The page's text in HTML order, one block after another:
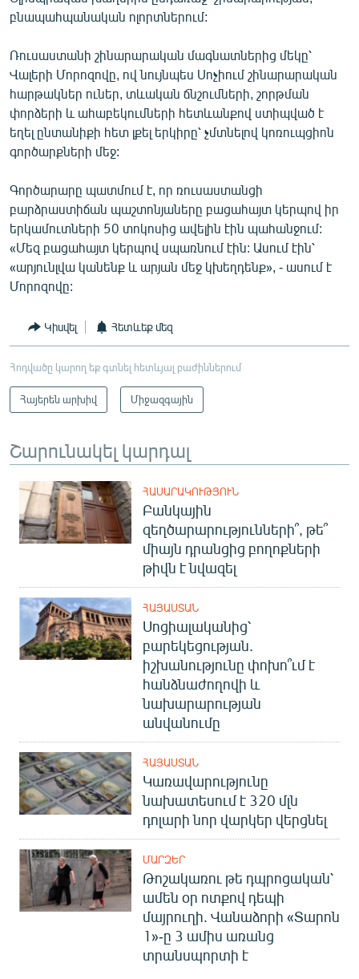
բնապահպանական ոլորտներում:
Ռուսաստանի շինարարական մագնատներից մեկը՝
Վալերի Մորոզովը, ով նույնպես Սոչիում շինարարական
հարթակներ ուներ, տևական ճնշումների, շորթման
փորձերի և ահաբեկումների հետևանքով ստիպված է
եղել ընտանիքի հետ լքել երկիրը՝ չմտնելով կոռուպցիոն
գործարքների մեջ:
Գործարարը պատմում է, որ ռուսաստանցի
բարձրաստիճան պաշտոնյաները բացահայտ կերպով իր
երկամուտների 50 տոկոսից ավելին էին պահանջում:
«Մեզ բացահայտ կերպով սպառնում էին: Ասում էին՝
«արյունլվա կանենք և արյան մեջ կխեղդենք», - ասում է
Մորոզովը:
Կիսվել Հետևեք մեզ
Հոդվածը կարող եք գտնել հետևյալ բաժիններում
Հայերեն արխիվ Միջազգային
Շարունակել կարդալ
ՀԱՍԱՐԱԿՈՒԹՅՈՒՆ
Բանկային
զեղծարարությունների՞, թե՞
միայն դրանցից բողոքների
թիվն է նվազել
ՀԱՅԱՍՏԱՆ
Սոցիալականից՝
բարեկեցության.
իշխանությունը փոխո՞ւմ է
հանձնաժողովի և
նախարարության
անվանումը
ՀԱՅԱՍՏԱՆ
Կառավարությունը
նախատեսում է 320 մլն
դոլարի նոր վարկեր վերցնել
ՄԱՐԶԵՐ
Թոշակառու թե դպրոցական՝
ամեն օր ոտքով դեպի
մայրուղի. Վանաձորի «Տարոն
1»-ը 3 ամիս առանց
տրանսպորտի է